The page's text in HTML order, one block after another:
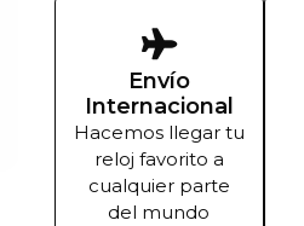
Envío
Internacional
Hacemos llegar tu
reloj favorito a
cualquier parte
del mundo